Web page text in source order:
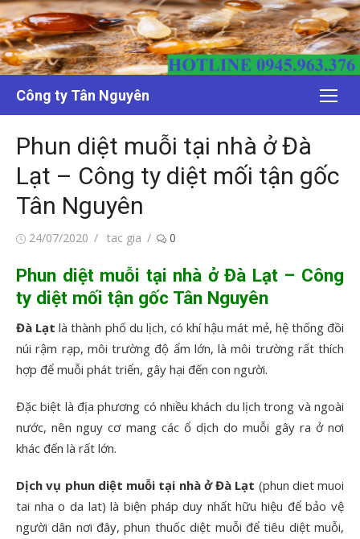
Chuyển
tới
nội
dung
Công ty Tân Nguyên
Phun diệt muỗi tại nhà ở Đà
Lạt – Công ty diệt mối tận gốc
Tân Nguyên
Đăng24/07/2020
Tác
tac gia 0
Phun diệt muỗi tại nhà ở Đà Lạt – Công
ty diệt mối tận gốc Tân Nguyên
Đà Lạt là thành phố du lịch, có khí hậu mát mẻ, hệ thống đồi
núi rậm rạp, môi trường độ ẩm lớn, là môi trường rất thích
hợp để muỗi phát triển, gây hại đến con người.
Đặc biệt là địa phương có nhiều khách du lịch trong và ngoài
nước, nên nguy cơ mang các ổ dịch do muỗi gây ra ở nơi
khác đến là rất lớn.
Dịch vụ phun diệt muỗi tại nhà ở Đà Lạt (phun diet muoi
tai nha o da lat) là biện pháp duy nhất hữu hiệu để bảo vệ
người dân nơi đây, phun thuốc diệt muỗi để tiêu diệt muỗi,